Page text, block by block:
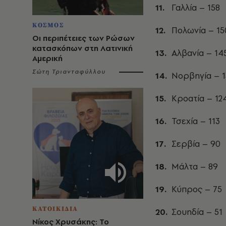
ΚΟΣΜΟΣ
Οι περιπέτειες των Ρώσων
κατασκόπων στη Λατινική
Αμερική
Σώτη Τριανταφύλλου
ΚΑΤΟΙΚΙΔΙΑ
Νίκος Χρυσάκης: Το
Γαλλία – 158
Πολωνία –
Αλβανία –
Νορβηγία –
Κροατία –
Τσεχία – 113
Σερβία – 90
Μάλτα – 89
Κύπρος – 75
Σουηδία – 51